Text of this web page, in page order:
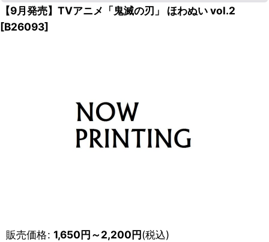
【9月発売】TVアニメ「鬼滅の刃」 ほわぬい vol.2
[B26093]
販売価格: 1,650円～2,200円(税込)